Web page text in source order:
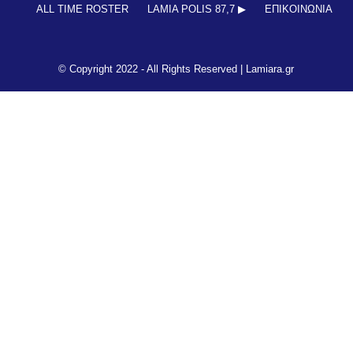
ALL TIME ROSTER LAMIA POLIS 87,7 ▶︎ ΕΠΙΚΟΙΝΩΝΊΑ
© Copyright 2022 - All Rights Reserved | Lamiara.gr